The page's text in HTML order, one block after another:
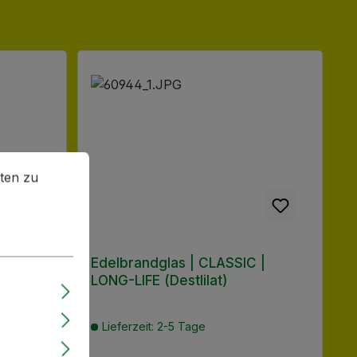
|
Edelbrandglas | CLASSIC |
LONG-LIFE (Destlilat)
Lieferzeit: 2-5 Tage
zu können.
Mehr Informationen ...
zu